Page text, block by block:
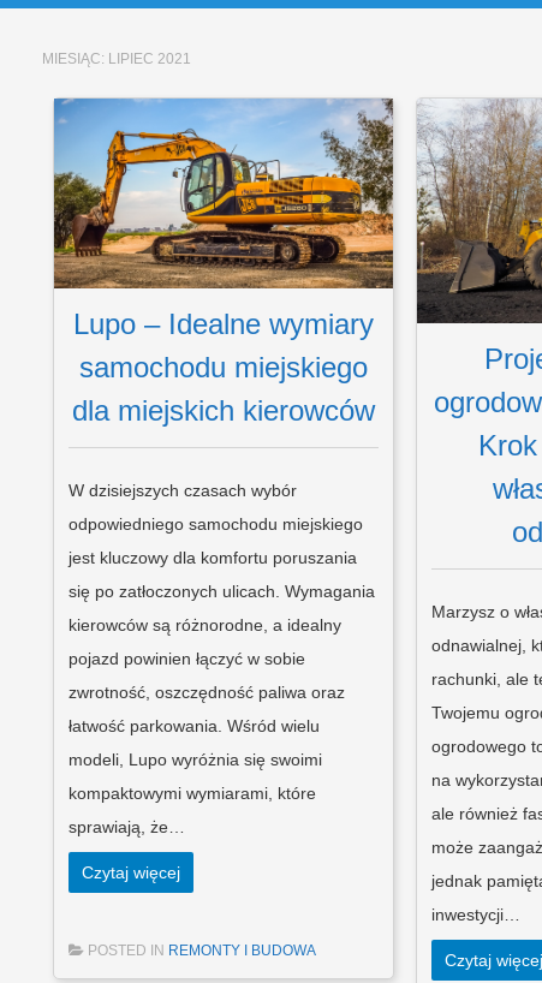
MIESIĄC: LIPIEC 2021
Lupo – Idealne wymiary
samochodu miejskiego
dla miejskich kierowców
W dzisiejszych czasach wybór
odpowiedniego samochodu miejskiego
jest kluczowy dla komfortu poruszania
się po zatłoczonych ulicach. Wymagania
kierowców są różnorodne, a idealny
pojazd powinien łączyć w sobie
zwrotność, oszczędność paliwa oraz
łatwość parkowania. Wśród wielu
modeli, Lupo wyróżnia się swoimi
kompaktowymi wymiarami, które
sprawiają, że…
Czytaj więcej
POSTED IN REMONTY I BUDOWA
Marzysz o
odnawialnej,
rachunki, ale
Twojemu
ogrodowego
na
ale również
może
jednak
inwestycji…
Czytaj więcej